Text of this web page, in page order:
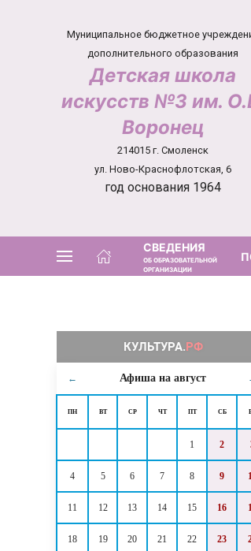
Муниципальное бюджетное
дополнительного образования
Детская школа
искусств №3 им.
Воронец
214015 г. Смоленск
ул. Ново-Краснофлотская, 6
год основания 1964
СВЕДЕНИЯ
ОБ ОБРАЗОВАТЕЛЬНОЙ
ОРГАНИЗАЦИИ
← Афиша на август
ПН ВТ СР ЧТ ПТ СБ
1 2
4 5 6 7 8 9
11 12 13 14 15 16
18 19 20 21 22 23